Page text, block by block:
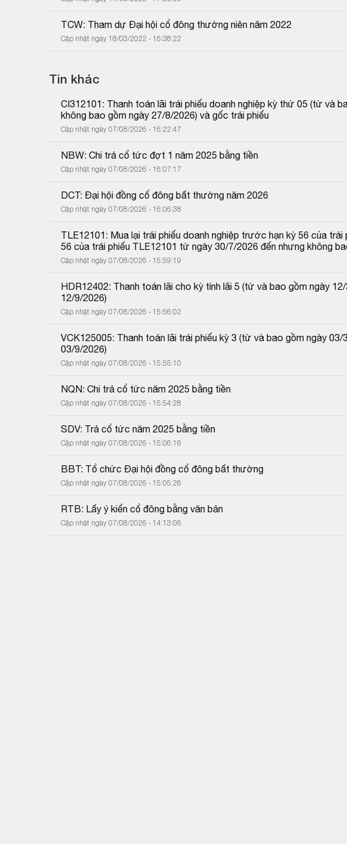
TCW: Tham dự Đại hội cổ đông thường niên năm 2022
Cập nhật ngày 18/03/2022 - 16:38:22
Tin khác
CI312101: Thanh toán lãi trái phiếu doanh nghiệp kỳ thứ 05 (từ và
không bao gồm ngày 27/8/2026) và gốc trái phiếu
Cập nhật ngày 07/08/2026 - 16:22:47
NBW: Chi trả cổ tức đợt 1 năm 2025 bằng tiền
Cập nhật ngày 07/08/2026 - 16:07:17
DCT: Đại hội đồng cổ đông bất thường năm 2026
Cập nhật ngày 07/08/2026 - 16:06:38
TLE12101: Mua lại trái phiếu doanh nghiệp trước hạn kỳ 56 của
56 của trái phiếu TLE12101 từ ngày 30/7/2026 đến nhưng không
Cập nhật ngày 07/08/2026 - 15:59:19
HDR12402: Thanh toán lãi cho kỳ tính lãi 5 (từ và bao gồm ngày
12/9/2026)
Cập nhật ngày 07/08/2026 - 15:56:02
VCK125005: Thanh toán lãi trái phiếu kỳ 3 (từ và bao gồm ngày
03/9/2026)
Cập nhật ngày 07/08/2026 - 15:55:10
NQN: Chi trả cổ tức năm 2025 bằng tiền
Cập nhật ngày 07/08/2026 - 15:54:28
SDV: Trả cổ tức năm 2025 bằng tiền
Cập nhật ngày 07/08/2026 - 15:06:16
BBT: Tổ chức Đại hội đồng cổ đông bất thường
Cập nhật ngày 07/08/2026 - 15:05:26
RTB: Lấy ý kiến cổ đông bằng văn bản
Cập nhật ngày 07/08/2026 - 14:13:06